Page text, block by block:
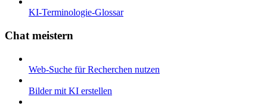
KI-Terminologie-Glossar
Chat meistern
Web-Suche für Recherchen nutzen
Bilder mit KI erstellen